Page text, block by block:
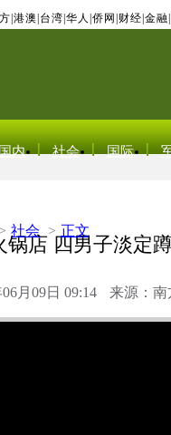
港澳 台湾 华人 侨网 财经 金融
内 社会 国际
> 社会 > 正文
锅店 四男子淡定
月09日 09:14 来源：南